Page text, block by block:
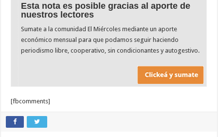
Esta nota es posible gracias al aporte de
nuestros lectores
Sumate a la comunidad El Miércoles mediante un aporte
económico mensual para que podamos seguir haciendo
periodismo libre, cooperativo, sin condicionantes y autogestivo.
[fbcomments]